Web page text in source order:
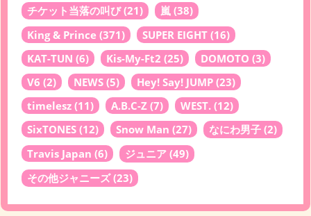
チケット当落の叫び(21) 嵐 (38)
King & Prince (371) SUPER EIGHT (16)
KAT-TUN (6) Kis-My-Ft2 (25) DOMOTO (3)
V6 (2) NEWS (5) Hey! Say! JUMP (23)
timelesz (11) A.B.C-Z (7) WEST. (12)
SixTONES (12) Snow Man (27) なにわ男子 (2)
Travis Japan (6) ジュニア (49)
その他ジャニーズ(23)